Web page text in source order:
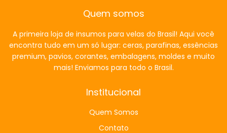
Quem somos
A primeira loja de insumos para velas do Brasil! Aqui você
encontra tudo em um só lugar: ceras, parafinas, essências
premium, pavios, corantes, embalagens, moldes e muito
mais! Enviamos para todo o Brasil.
Institucional
Quem Somos
Contato